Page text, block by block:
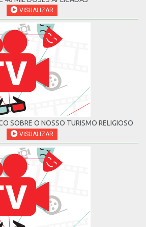
VISUALIZAR
SOBRE O NOSSO TURISMO RELIGIOSO
VISUALIZAR